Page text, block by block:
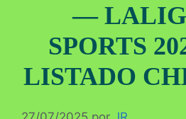
—
SPORTS
LISTADO